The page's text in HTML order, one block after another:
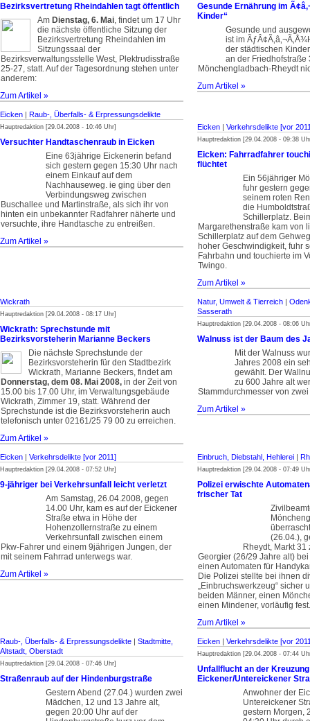
Bezirksvertretung Rheindahlen tagt öffentlich
Am Dienstag, 6. Mai, findet um 17 Uhr
die nächste öffentliche Sitzung der
Bezirksvertretung Rheindahlen im
Sitzungssaal der
Bezirksverwaltungsstelle West, Plektrudisstraße
25-27, statt. Auf der Tagesordnung stehen unter
anderem:
Zum Artikel »
Gesunde Ernährung im
Kinder“
Gesunde und
ist im
der städtischen
an der Friedhofstraße
Mönchengladbach-Rheydt
Zum Artikel »
Eicken | Raub-, Überfalls- & Erpressungsdelikte
Hauptredaktion [29.04.2008 - 10:46 Uhr]
Versuchter Handtaschenraub in Eicken
Eine 63jährige Eickenerin befand
sich gestern gegen 15:30 Uhr nach
einem Einkauf auf dem
Nachhauseweg. ie ging über den
Verbindungsweg zwischen
Buschallee und Martinstraße, als sich ihr von
hinten ein unbekannter Radfahrer näherte und
versuchte, ihre Handtasche zu entreißen.
Zum Artikel »
Eicken | Verkehrsdelikte [vor
Hauptredaktion [29.04.2008 - 09:38
Eicken: Fahrradfahrer
flüchtet
Ein 56jähriger
fuhr gestern
seinem roten
die
Schillerplatz.
Margarethenstraße kam von
Schillerplatz auf dem
hoher Geschwindigkeit, fuhr
Fahrbahn und touchierte im
Twingo.
Zum Artikel »
Wickrath
Hauptredaktion [29.04.2008 - 08:17 Uhr]
Wickrath: Sprechstunde mit
Bezirksvorsteherin Marianne Beckers
Die nächste Sprechstunde der
Bezirksvorsteherin für den Stadtbezirk
Wickrath, Marianne Beckers, findet am
Donnerstag, dem 08. Mai 2008, in der Zeit von
15.00 bis 17.00 Uhr, im Verwaltungsgebäude
Wickrath, Zimmer 19, statt. Während der
Sprechstunde ist die Bezirksvorsteherin auch
telefonisch unter 02161/25 79 00 zu erreichen.
Zum Artikel »
Natur, Umwelt & Tierreich |
Sasserath
Hauptredaktion [29.04.2008 - 08:06
Walnuss ist der Baum des
Mit der Walnuss
Jahres 2008 ein
gewählt. Der
zu 600 Jahre alt
Stammdurchmesser von
Zum Artikel »
Eicken | Verkehrsdelikte [vor 2011]
Hauptredaktion [29.04.2008 - 07:52 Uhr]
9-jähriger bei Verkehrsunfall leicht verletzt
Am Samstag, 26.04.2008, gegen
14.00 Uhr, kam es auf der Eickener
Straße etwa in Höhe der
Hohenzollernstraße zu einem
Verkehrsunfall zwischen einem
Pkw-Fahrer und einem 9jährigen Jungen, der
mit seinem Fahrrad unterwegs war.
Zum Artikel »
Einbruch, Diebstahl, Hehlerei |
Hauptredaktion [29.04.2008 - 07:49
Polizei erwischte
frischer Tat
(26.04.),
Rheydt, Markt
Georgier (26/29 Jahre alt)
einen Automaten für
Die Polizei stellte bei ihnen
„Einbruchswerkzeug“ sicher
beiden Männer, einen
einen Mindener, vorläufig fest.
Zum Artikel »
Raub-, Überfalls- & Erpressungsdelikte | Stadtmitte,
Altstadt, Oberstadt
Hauptredaktion [29.04.2008 - 07:46 Uhr]
Straßenraub auf der Hindenburgstraße
Gestern Abend (27.04.) wurden zwei
Mädchen, 12 und 13 Jahre alt,
gegen 20:00 Uhr auf der
Eicken | Verkehrsdelikte [vor
Hauptredaktion [29.04.2008 - 07:44
Unfallflucht an der Kreuzung
Eickener/Untereickener
Anwohner der
Untereickener
gestern Morgen,